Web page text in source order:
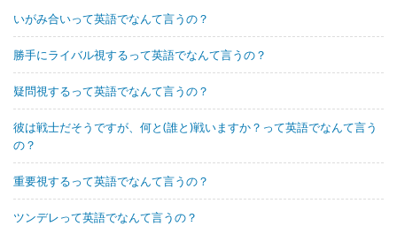
いがみ合いって英語でなんて言うの？
勝手にライバル視するって英語でなんて言うの？
疑問視するって英語でなんて言うの？
彼は戦士だそうですが、何と(誰と)戦いますか？って英語でなんて言う
の？
重要視するって英語でなんて言うの？
ツンデレって英語でなんて言うの？